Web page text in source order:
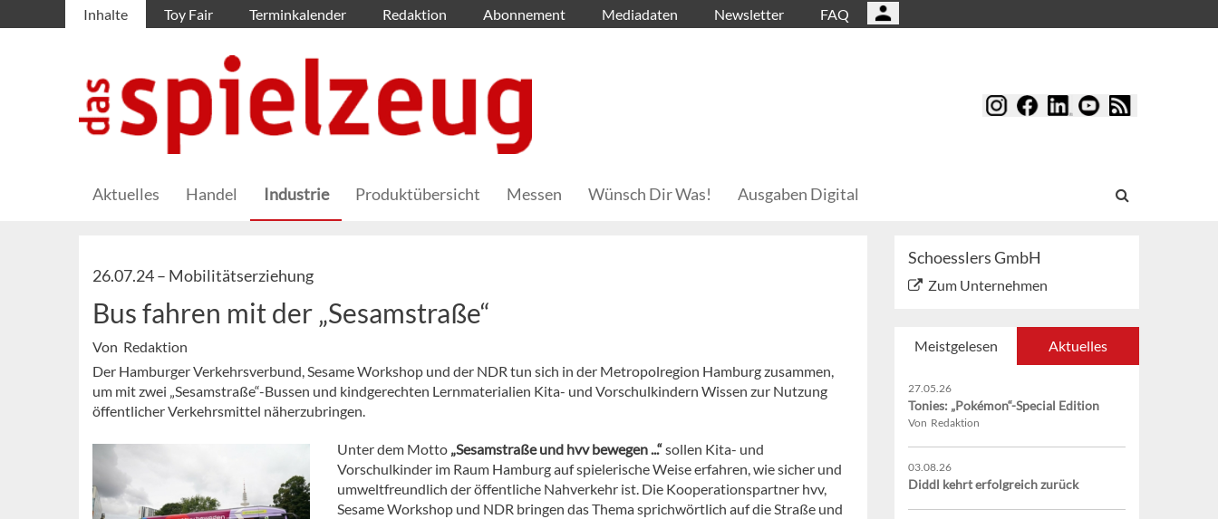
Inhalte Toy Fair Terminkalender Redaktion Abonnement Mediadaten Newsletter FAQ
Aktuelles Handel Industrie Produktübersicht Messen Wünsch Dir Was! Ausgaben Digital
26.07.24 – Mobilitätserziehung
Bus fahren mit der „Sesamstraße“
Von Redaktion
Der Hamburger Verkehrsverbund, Sesame Workshop und der NDR tun sich in der Metropolregion Hamburg zusammen,
um mit zwei „Sesamstraße“-Bussen und kindgerechten Lernmaterialien Kita- und Vorschulkindern Wissen zur Nutzung
öffentlicher Verkehrsmittel näherzubringen.
Unter dem Motto „Sesamstraße und hvv bewegen ...“sollen Kita- und
Vorschulkinder im Raum Hamburg auf spielerische Weise erfahren, wie sicher und
umweltfreundlich der öffentliche Nahverkehr ist. Die Kooperationspartner hvv,
Sesame Workshop und NDR bringen das Thema sprichwörtlich auf die Straße und
Schoesslers GmbH
Zum Unternehmen
Meistgelesen Aktuelles
27.05.26
Tonies: „Pokémon“-Special Edition
Von Redaktion
03.08.26
Diddl kehrt erfolgreich zurück